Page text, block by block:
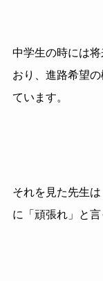
中学生の時には
おり、進路希望
ています。
それを見た先生
に「頑張れ」と